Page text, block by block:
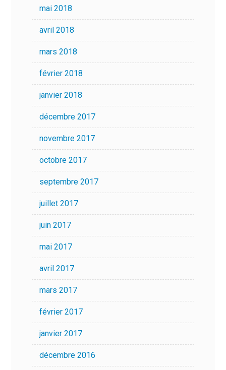
mai 2018
avril 2018
mars 2018
février 2018
janvier 2018
décembre 2017
novembre 2017
octobre 2017
septembre 2017
juillet 2017
juin 2017
mai 2017
avril 2017
mars 2017
février 2017
janvier 2017
décembre 2016